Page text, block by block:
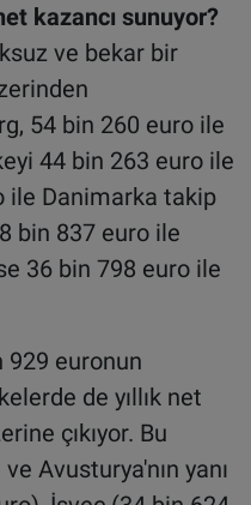
kazancı sunuyor?
ve bekar bir
54 bin 260 euro ile
44 bin 263 euro ile
ile Danimarka takip
bin 837 euro ile
36 bin 798 euro ile
929 euronun
de yıllık net
çıkıyor. Bu
Avusturya'nın yanı